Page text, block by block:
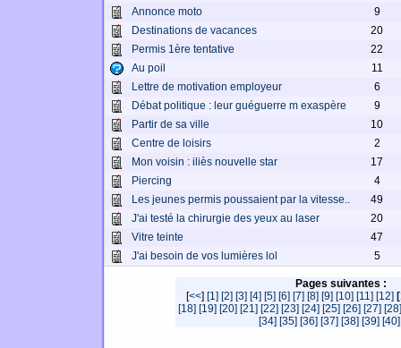
Annonce moto
9
Destinations de vacances
20
Permis 1ère tentative
22
Au poil
11
Lettre de motivation employeur
6
Débat politique : leur guéguerre m exaspère
9
Partir de sa ville
10
Centre de loisirs
2
Mon voisin : iliès nouvelle star
17
Piercing
4
Les jeunes permis poussaient par la vitesse..
49
J'ai testé la chirurgie des yeux au laser
20
Vitre teinte
47
J'ai besoin de vos lumières lol
5
Pages suivantes :
[<<] [1] [2] [3] [4] [5] [6] [7] [8] [9] [10] [11] [12]
[18] [19] [20] [21] [22] [23] [24] [25] [26] [27] [28]
[34] [35] [36] [37] [38] [39] [40]